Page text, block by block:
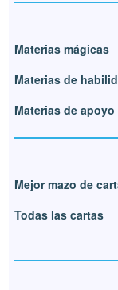
Materias mágicas
Materias de
Materias de apoyo
Mejor mazo de
Todas las cartas